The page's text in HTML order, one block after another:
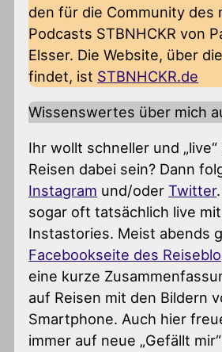
den für die Community des
Podcasts STBNHCKR von
Elsser. Die Website, über
findet, ist STBNHCKR.de
Wissenswertes über mich
Ihr wollt schneller und
Reisen dabei sein? Dann
Instagram und/oderTwitter
sogar oft tatsächlich live
Instastories. Meist abends
Facebookseite des
eine kurze
auf Reisen mit den Bildern
Smartphone. Auch hier
immer auf neue „Gefällt